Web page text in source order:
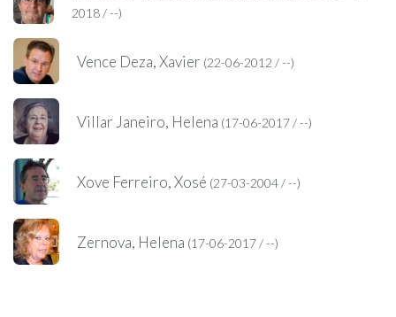
2018 / --)
Vence Deza, Xavier (22-06-2012 / --)
Villar Janeiro, Helena (17-06-2017 / --)
Xove Ferreiro, Xosé (27-03-2004 / --)
Zernova, Helena (17-06-2017 / --)